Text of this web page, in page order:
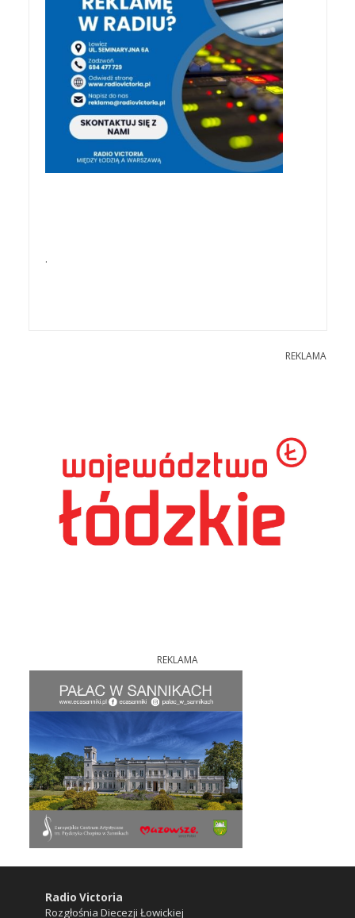
.
REKLAMA
REKLAMA
Radio Victoria
Rozgłośnia Diecezji Łowickiej